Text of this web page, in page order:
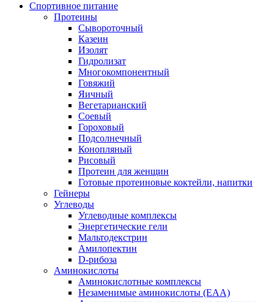
Спортивное питание
Протеины
Сывороточный
Казеин
Изолят
Гидролизат
Многокомпонентный
Говяжий
Яичный
Вегетарианский
Соевый
Гороховый
Подсолнечный
Конопляный
Рисовый
Протеин для женщин
Готовые протеиновые коктейли, напитки
Гейнеры
Углеводы
Углеводные комплексы
Энергетические гели
Мальтодекстрин
Амилопектин
D-рибоза
Аминокислоты
Аминокислотные комплексы
Незаменимые аминокислоты (EAA)